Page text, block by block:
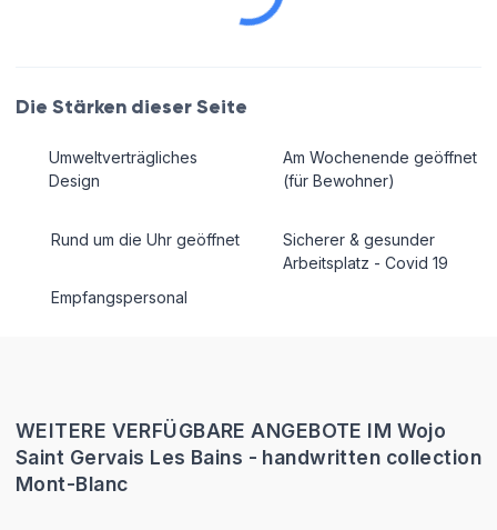
Die Stärken dieser Seite
Umweltverträgliches
Design
Rund um die Uhr geöffnet
Empfangspersonal
Am Wochenende geöffnet
(für Bewohner)
Sicherer & gesunder
Arbeitsplatz - Covid 19
WEITERE VERFÜGBARE ANGEBOTE IM Wojo
Saint Gervais Les Bains - handwritten collection
Mont-Blanc